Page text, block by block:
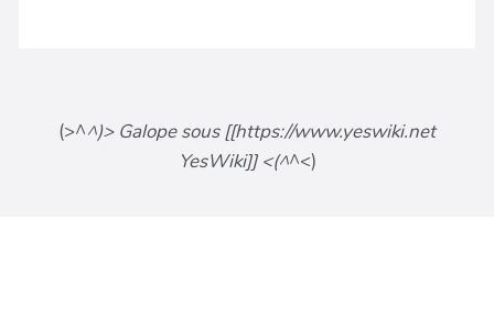
(>^^)> Galope sous [[https://www.yeswiki.net
YesWiki]] <(^^<)